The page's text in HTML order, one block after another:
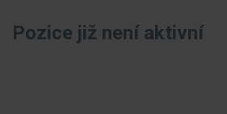
Pozice již není aktivní